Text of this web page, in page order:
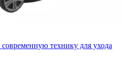
технику для ухода